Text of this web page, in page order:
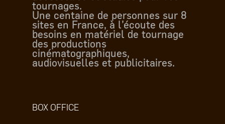
tournages.
Une centaine de personnes sur 8
sites en France, à l’écoute des
besoins en matériel de tournage
des productions
cinématographiques,
audiovisuelles et publicitaires.
BOX OFFICE